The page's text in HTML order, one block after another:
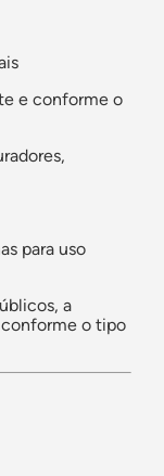
e conforme o
para uso
a
o tipo